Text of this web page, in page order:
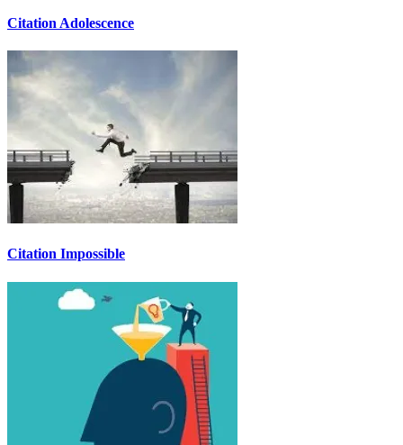
Citation Adolescence
Citation Impossible